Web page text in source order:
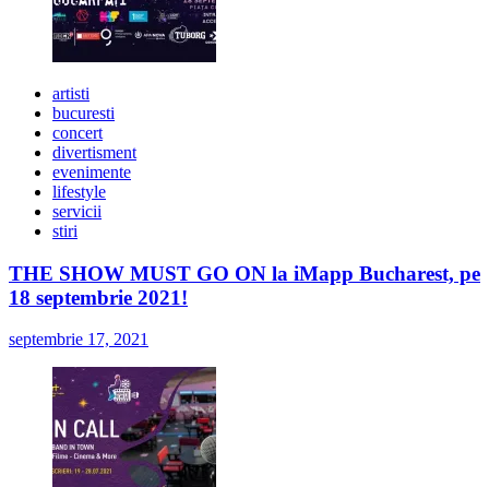
artisti
bucuresti
concert
divertisment
evenimente
lifestyle
servicii
stiri
THE SHOW MUST GO ON la iMapp Bucharest, pe
18 septembrie 2021!
septembrie 17, 2021